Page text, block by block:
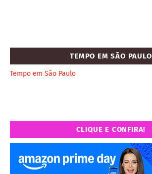
TEMPO EM SÃO PAULO
Tempo em São Paulo
CLIQUE E CONFIRA!